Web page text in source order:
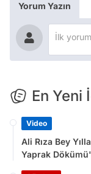
Yorum Yazın
En Yeni
Video
Ali Rıza Bey
Yaprak